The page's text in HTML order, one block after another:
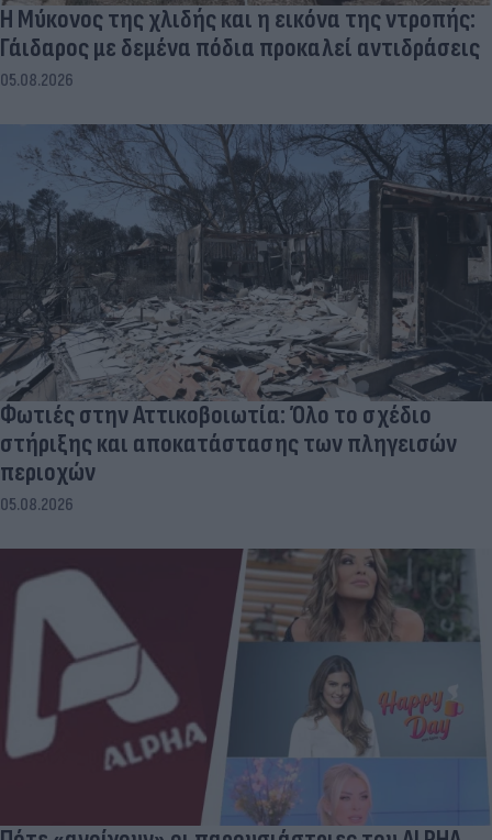
Η Μύκονος της χλιδής και η εικόνα της ντροπής:
Γάιδαρος με δεμένα πόδια προκαλεί αντιδράσεις
05.08.2026
Φωτιές στην Αττικοβοιωτία: Όλο το σχέδιο
στήριξης και αποκατάστασης των πληγεισών
περιοχών
05.08.2026